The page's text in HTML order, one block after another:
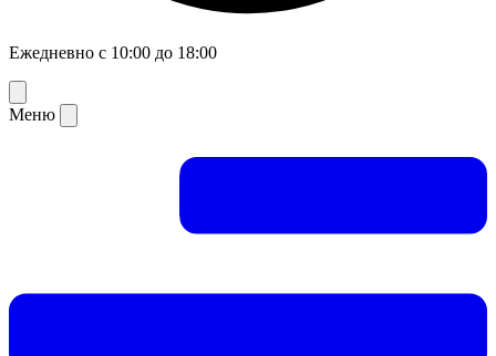
Ежедневно с 10:00 до 18:00
Меню